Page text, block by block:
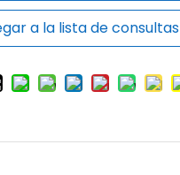
a la lista de consultas